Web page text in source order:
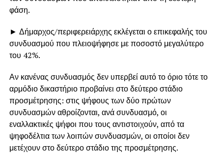
φάση.
► Δήμαρχος/περιφερειάρχης εκλέγεται ο επικεφαλής του
συνδυασμού που πλειοψήφησε με ποσοστό μεγαλύτερο
του 42%.
Αν κανένας συνδυασμός δεν υπερβεί αυτό το όριο τότε το
αρμόδιο δικαστήριο προβαίνει στο δεύτερο στάδιο
προσμέτρησης: στις ψήφους των δύο πρώτων
συνδυασμών αθροίζονται, ανά συνδυασμό, οι
εναλλακτικές ψήφοι που τους αντιστοιχούν, από τα
ψηφοδέλτια των λοιπών συνδυασμών, οι οποίοι δεν
μετέχουν στο δεύτερο στάδιο της προσμέτρησης.